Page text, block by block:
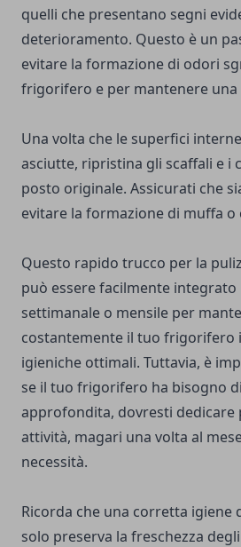
quelli che presentano segni
deterioramento. Questo è un
evitare la formazione di odori
frigorifero e per mantenere
Una volta che le superfici
asciutte, ripristina gli scaffali e i
posto originale. Assicurati che
evitare la formazione di muffa o
Questo rapido trucco per la
può essere facilmente
settimanale o mensile per
costantemente il tuo frigorifero
igieniche ottimali. Tuttavia, è
se il tuo frigorifero ha bisogno
approfondita, dovresti dedicare
attività, magari una volta al
necessità.
Ricorda che una corretta
solo preserva la freschezza